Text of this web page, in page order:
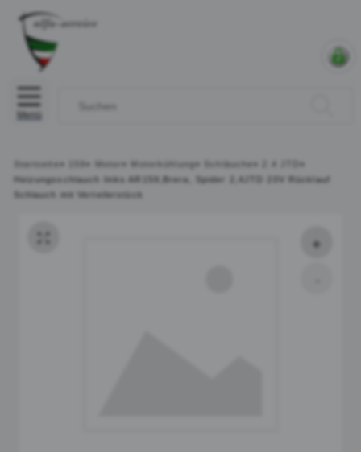
Menü
Startseite » » » Motorkühlung» Schläuche »
»
Heizungsschlauch links AR159,Brera, Spider 2,4JTD 20V Rücklauf
Schlauch mit Verteilerstück